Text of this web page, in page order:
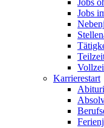
Jobs
Jobs
Karrierestart